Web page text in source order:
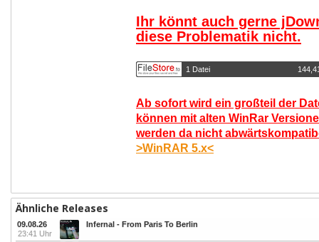
Ihr könnt auch gerne
diese Problematik nicht.
1 Datei
Ab sofort wird ein großteil der
können mit alten WinRar
werden da nicht
>WinRAR 5.x<
Ähnliche Releases
09.08.26
23:41 Uhr
Infernal - From Paris To Berlin